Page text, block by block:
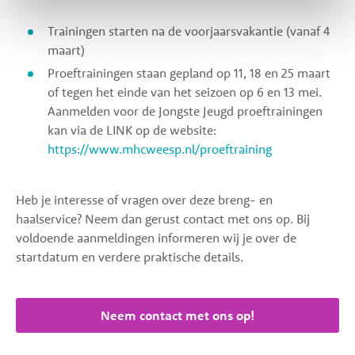
Trainingen starten na de voorjaarsvakantie (vanaf 4
maart)
Proeftrainingen staan gepland op 11, 18 en 25 maart
of tegen het einde van het seizoen op 6 en 13 mei.
Aanmelden voor de Jongste Jeugd proeftrainingen
kan via de LINK op de website:
https://www.mhcweesp.nl/proeftraining
Heb je interesse of vragen over deze breng- en
haalservice? Neem dan gerust contact met ons op. Bij
voldoende aanmeldingen informeren wij je over de
startdatum en verdere praktische details.
Neem contact met ons op!